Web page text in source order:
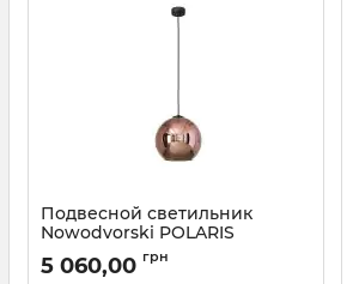
Подвесной светильник
Nowodvorski POLARIS
Артикул:9058
5 060,00 грн